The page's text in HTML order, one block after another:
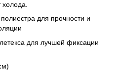
для прочности и
для лучшей фиксации